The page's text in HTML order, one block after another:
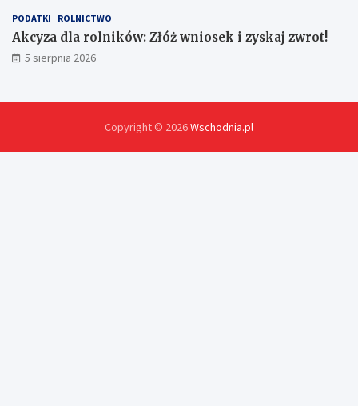
PODATKI ROLNICTWO
Akcyza dla rolników: Złóż wniosek i zyskaj zwrot!
5 sierpnia 2026
Copyright © 2026Wschodnia.pl